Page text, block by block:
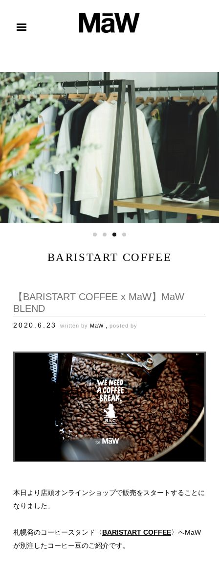
BARISTART COFFEE
【BARISTART COFFEE x MaW】MaW
BLEND
2020.6.23 written by MaW , posted by
本日より店頭オンラインショップで販売をスタートすることに
なりました、
札幌発のコーヒースタンド〈BARISTART COFFEE〉へMaW
が別注したコーヒー豆のご紹介です。